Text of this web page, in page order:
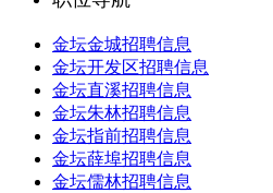
金坛金城招聘信息
金坛开发区招聘信息
金坛直溪招聘信息
金坛朱林招聘信息
金坛指前招聘信息
金坛薛埠招聘信息
金坛儒林招聘信息